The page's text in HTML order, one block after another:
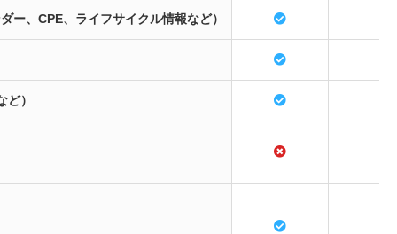
ー、CPE、ライフサイクル情報など）
）